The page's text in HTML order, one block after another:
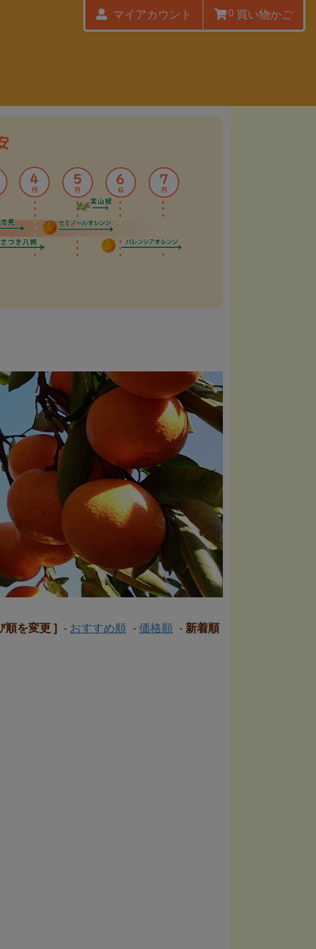
マイアカウント 0買い物かご
順を変更 ] - おすすめ順 - 価格順 - 新着順